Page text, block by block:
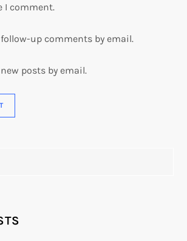
I comment.
up comments by email.
posts by email.